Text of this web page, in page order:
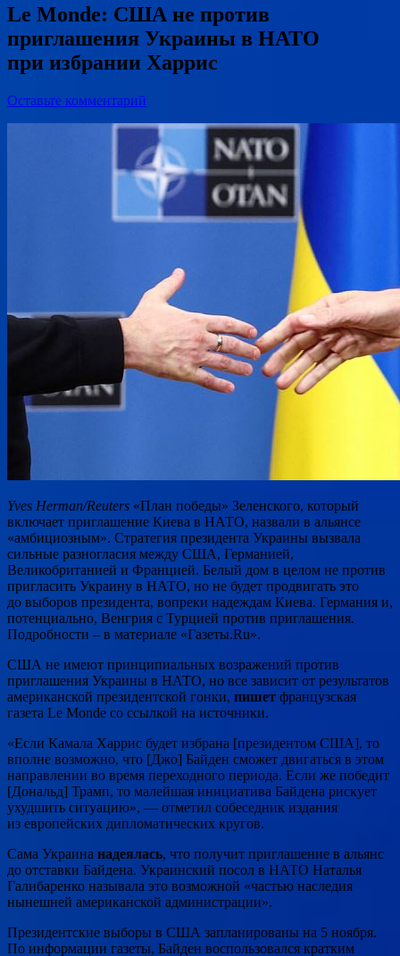
Le Monde: США не против
приглашения Украины в НАТО
при избрании Харрис
Оставьте комментарий
Yves Herman/Reuters «План победы» Зеленского, который
включает приглашение Киева в НАТО, назвали в альянсе
«амбициозным». Стратегия президента Украины вызвала
сильные разногласия между США, Германией,
Великобританией и Францией. Белый дом в целом не против
пригласить Украину в НАТО, но не будет продвигать это
до выборов президента, вопреки надеждам Киева. Германия и,
потенциально, Венгрия с Турцией против приглашения.
Подробности – в материале «Газеты.Ru».
США не имеют принципиальных возражений против
приглашения Украины в НАТО, но все зависит от результатов
американской президентской гонки, пишет французская
газета Le Monde со ссылкой на источники.
«Если Камала Харрис будет избрана [президентом США], то
вполне возможно, что [Джо] Байден сможет двигаться в этом
направлении во время переходного периода. Если же победит
[Дональд] Трамп, то малейшая инициатива Байдена рискует
ухудшить ситуацию», — отметил собеседник издания
из европейских дипломатических кругов.
Сама Украина надеялась, что получит приглашение в альянс
до отставки Байдена. Украинский посол в НАТО Наталья
Галибаренко называла это возможной «частью наследия
нынешней американской администрации».
Президентские выборы в США запланированы на 5 ноября.
По информации газеты, Байден воспользовался кратким